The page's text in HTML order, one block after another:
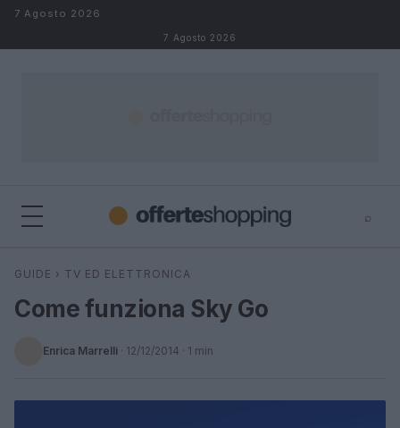
Salta al contenuto
7 Agosto 2026
7 Agosto 2026
⌕
Cerca
GUIDE › TV ED ELETTRONICA
Come funziona Sky Go
Enrica Marrelli · 12/12/2014 · 1 min